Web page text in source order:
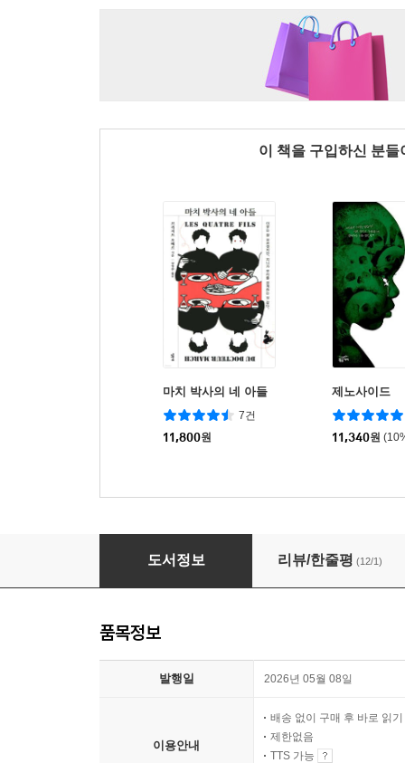
이 책을 구입하신 분
마치 박사의 네 아들
7건
11,800원
제노사이드
11,340원
진실은 없다
도서정보 리뷰/한줄평 (12/1)
품목정보
발행일 2026년 05월 08일
이용안내
배송 없이 구매 후 바로 읽기
제한없음
TTS 가능